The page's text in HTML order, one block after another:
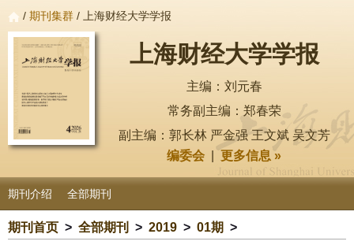
/ 期刊集群 / 上海财经大学学报
上海财经大学学报
主编：刘元春
常务副主编：郑春荣
副主编：郭长林 严金强 王文斌 吴文芳
编委会 |更多信息 »
期刊介绍 全部期刊
期刊首页 > 全部期刊 > 2019 > 01期 >